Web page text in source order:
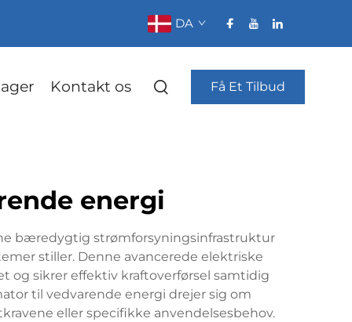
DA
Kontakt os Få Et Tilbud
energi
bæredygtig strømforsyningsinfrastruktur
stiller. Denne avancerede elektriske
og sikrer effektiv kraftoverførsel samtidig
til vedvarende energi drejer sig om
eller specifikke anvendelsesbehov.